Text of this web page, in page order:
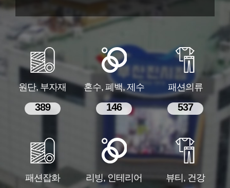
원단, 부자재
389
혼수, 폐백, 제수
146
패션의류
537
패션잡화 리빙, 인테리어 뷰티, 건강